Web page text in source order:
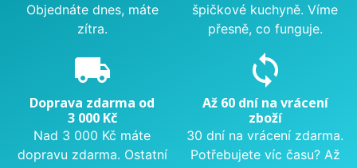
Objednáte dnes, máte
zítra.
špičkové kuchyně. Víme
přesně, co funguje.
local_shipping
Doprava zdarma od
3 000 Kč
Nad 3 000 Kč máte
dopravu zdarma. Ostatní
sync
Až 60 dní na vrácení
zboží
30 dní na vrácení zdarma.
Potřebujete víc času? Až